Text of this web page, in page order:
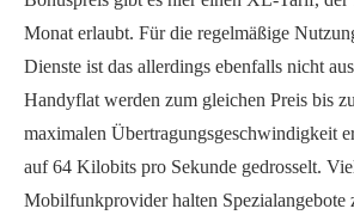
Monat erlaubt. Für die regelmäßige
Dienste ist das allerdings ebenfalls nicht
Handyflat werden zum gleichen Preis bis
maximalen Übertragungsgeschwindigkeit
auf 64 Kilobits pro Sekunde gedrosselt.
Mobilfunkprovider halten Spezialangebote